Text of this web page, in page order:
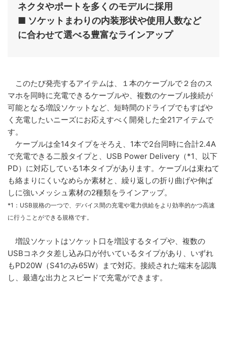
ネクタやポートを多くのモデルに採用
■ ソケットまわりの内装形状や使用人数など
に合わせて選べる豊富なラインアップ
このたび発売するアイテムは、１本のケーブルで２台のス
マホを同時に充電できるケーブルや、複数のケーブル接続が
可能となる増設ソケットなど、短時間のドライブでもすばや
く充電したいニーズにお応えすべく開発した全21アイテムで
す。
ケーブルは全14タイプをそろえ、1本で2台同時に合計2.4A
で充電できる二股タイプと、USB Power Delivery（*1、以下
PD）に対応している1本タイプがあります。ケーブルは束ねて
も絡まりにくいなめらか素材と、繰り返しの折り曲げや伸ば
しに強いメッシュ素材の2種類をラインアップ。
*1：USB規格の一つで、デバイス間の充電や電力供給をより効率的かつ高速
に行うことができる規格です。
増設ソケットはソケット口を増設するタイプや、複数の
USBコネクタ差し込み口が付いているタイプがあり、いずれ
もPD20W（S41のみ65W）まで対応。接続された端末を認識
し、最適な出力とスピードで充電ができます。